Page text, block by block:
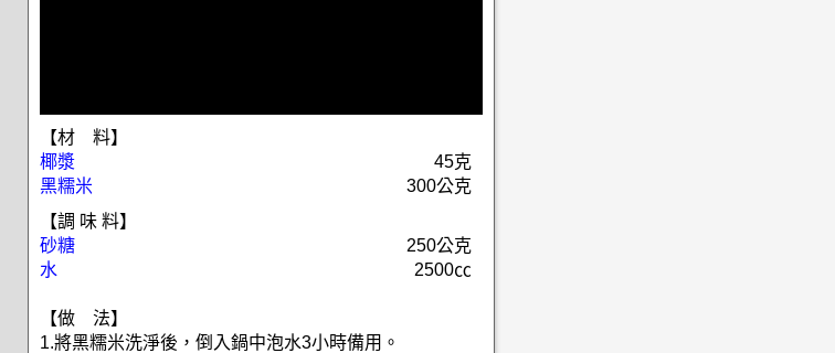
【材 料】
椰漿
45克
黑糯米
300公克
【調 味 料】
砂糖
250公克
水
2500㏄
【做 法】
1.將黑糯米洗淨後，倒入鍋中泡水3小時備用。